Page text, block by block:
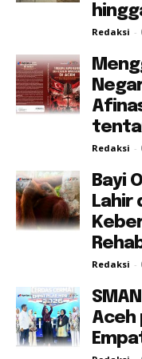
Redaksi -
Redaksi -
Bayi
Lahir
Redaksi -
Aceh